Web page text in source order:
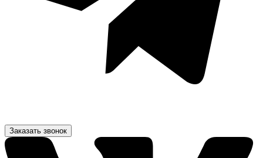
Заказать звонок